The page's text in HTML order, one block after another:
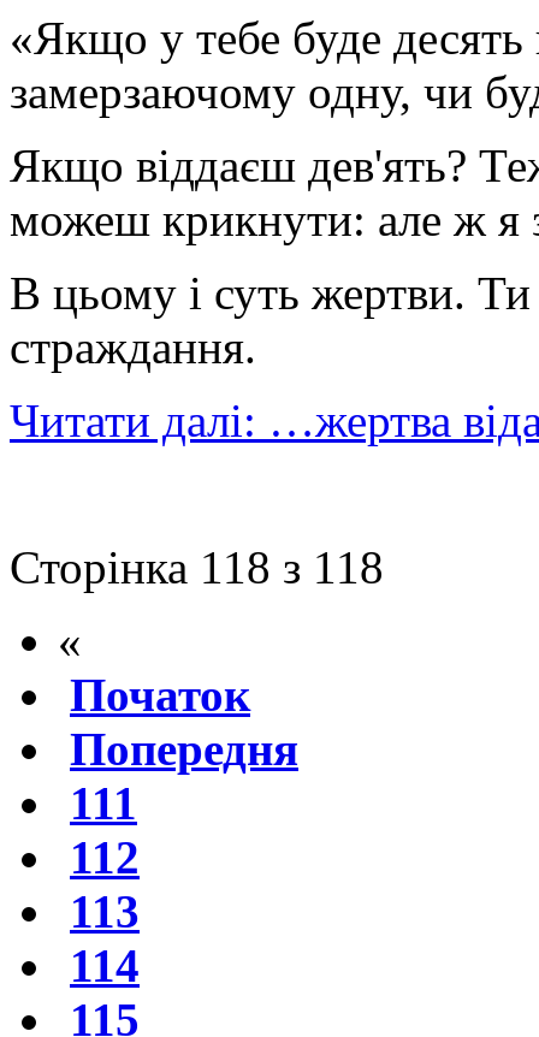
«Якщо у тебе буде
замерзаючому одну, чи
Якщо віддаєш дев'ять?
можеш крикнути: але ж я
В цьому і суть жертви.
страждання.
Читати далі: …жертва
Сторінка 118 з 118
«
Початок
Попередня
111
112
113
114
115